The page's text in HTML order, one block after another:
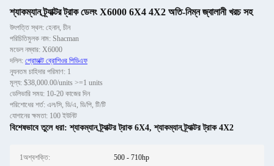
শ্যাকম্যান ট্র্যাক্টর ট্রাক ডেলং X6000 6X4 4X2 অতি-নিম্ন জ্বালানী খরচ সহ
উৎপত্তি স্থল: হেনান, চীন
পরিচিতিমুলক নাম: Shacman
মডেল নম্বার: X6000
দলিল: প্রোডাক্ট ব্রোশিওর পিডিএফ
ন্যূনতম চাহিদার পরিমাণ: 1
মূল্য: $38,000.00/units >=1 units
ডেলিভারি সময়: 10-20 কাজের দিন
পরিশোধের শর্ত: এল/সি, ডি/এ, ডি/পি, টি/টি
যোগানের ক্ষমতা: 100 ইউনিট
বিশেষভাবে তুলে ধরা:শ্যাকম্যান ট্র্যাক্টর ট্রাক 6X4,শ্যাকম্যান ট্র্যাক্টর ট্রাক 4X2
1অশ্বশক্তি: 500 - 710hp